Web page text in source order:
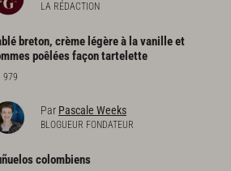
LA RÉDACTION
breton, crème légère à la vanille et
poêlées façon tartelette
979
Par Pascale Weeks
BLOGUEUR FONDATEUR
colombiens